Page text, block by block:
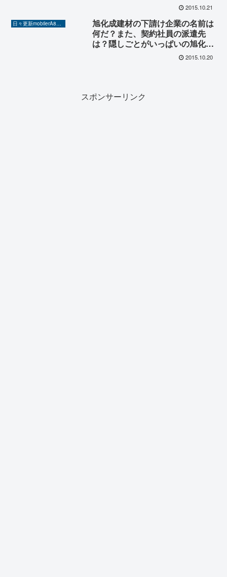
2015.10.21
旭化成建材の下請け企業の名前は
何だ？また、契約社員の派遣先
は？隠しごとがいっぱいの旭化成
2015.10.20
スポンサーリンク